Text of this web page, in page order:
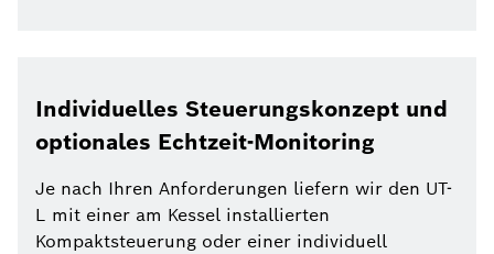
Individuelles Steuerungskonzept und
optionales Echtzeit-Monitoring
Je nach Ihren Anforderungen liefern wir den UT-
L mit einer am Kessel installierten
Kompaktsteuerung oder einer individuell